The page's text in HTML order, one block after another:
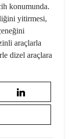
konumunda.
yitirmesi,
araçlarla
dizel araçlara